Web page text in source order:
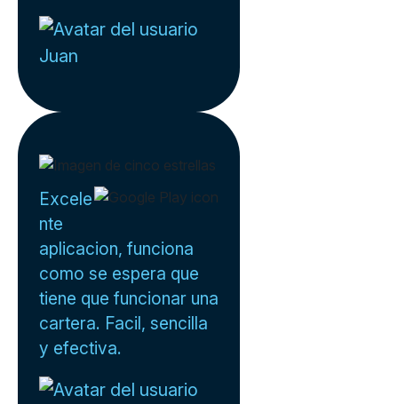
Juan
Excele
nte
aplicacion, funciona
como se espera que
tiene que funcionar una
cartera. Facil, sencilla
y efectiva.